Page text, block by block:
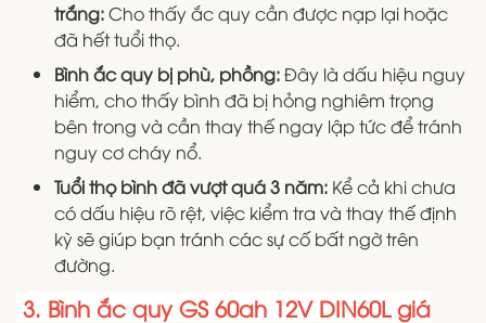
trắng:Cho thấy ắc quy cần được nạp lại hoặc
đã hết tuổi thọ.
Bình ắc quy bị phù, phồng:Đây là dấu hiệu nguy
hiểm, cho thấy bình đã bị hỏng nghiêm trọng
bên trong và cần thay thế ngay lập tức để tránh
nguy cơ cháy nổ.
Tuổi thọ bình đã vượt quá 3 năm: Kể cả khi chưa
có dấu hiệu rõ rệt, việc kiểm tra và thay thế định
kỳ sẽ giúp bạn tránh các sự cố bất ngờ trên
đường.
3. Bình ắc quy GS 60ah 12V DIN60L giá